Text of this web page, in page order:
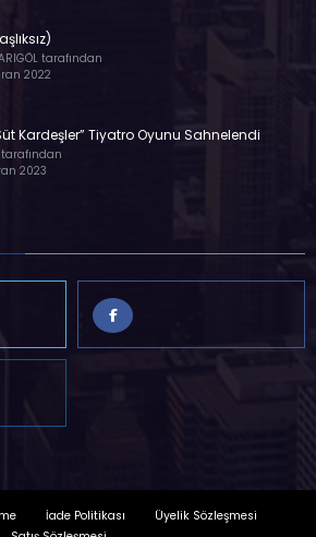
tarafından
2022
Kardeşler” Tiyatro Oyunu Sahnelendi
2023
İade Politikası
Üyelik Sözleşmesi